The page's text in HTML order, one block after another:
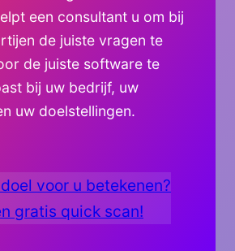
een consultant u om bij
de juiste vragen te
de juiste software te
bij uw bedrijf, uw
uw doelstellingen.
voor u betekenen?
gratis quick scan!